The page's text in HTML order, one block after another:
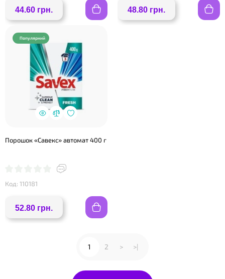
44.60 грн. 48.80 грн.
Популярний
Порошок «Савекс» автомат 400 г
Код: 110181
52.80 грн.
1 2 > >|